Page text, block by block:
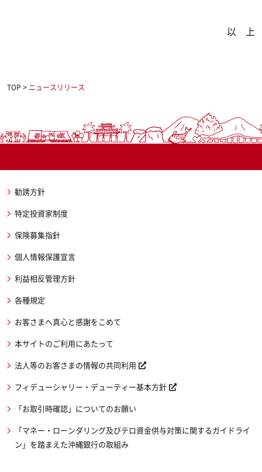
以 上
TOP > ニュースリリース
勧誘方針
特定投資家制度
保険募集指針
個人情報保護宣言
利益相反管理方針
各種規定
お客さまへ真心と感謝をこめて
本サイトのご利用にあたって
法人等のお客さまの情報の共同利用
フィデューシャリー・デューティー基本方針
「お取引時確認」についてのお願い
「マネー・ローンダリング及びテロ資金供与対策に関するガイドライ
ン」を踏まえた沖縄銀行の取組み